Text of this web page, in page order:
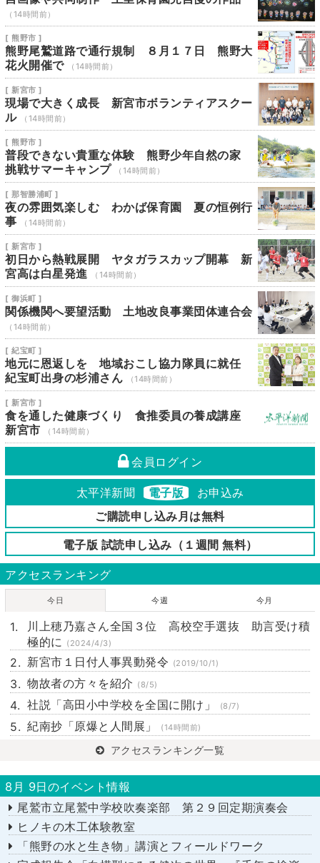
（14時間前）
[ 熊野市 ]
熊野尾鷲道路で通行規制 ８月１７日 熊野大
花火開催で
（14時間前）
[ 新宮市 ]
現場で大きく成長 新宮市ボランティアスクー
ル
（14時間前）
[ 熊野市 ]
普段できない貴重な体験 熊野少年自然の家
挑戦サマーキャンプ
（14時間前）
[ 那智勝浦町 ]
夜の雰囲気楽しむ わかば保育園 夏の恒例行
事
（14時間前）
[ 新宮市 ]
初日から熱戦展開 ヤタガラスカップ開幕 新
宮高は白星発進
（14時間前）
[ 御浜町 ]
関係機関へ要望活動 土地改良事業団体連合会
（14時間前）
[ 紀宝町 ]
地元に恩返しを 地域おこし協力隊員に就任
紀宝町出身の杉浦さん
（14時間前）
[ 新宮市 ]
食を通した健康づくり 食推委員の養成講座
新宮市
（14時間前）
会員ログイン
太平洋新聞 電子版
お申込み
ご購読申し込み月は無料
電子版 試読申し込み（１週間 無料）
アクセスランキング
今日 今週 今月
川上穂乃嘉さん全国３位 高校空手選抜 助言受け積
極的に (2024/4/3)
新宮市１日付人事異動発令 (2019/10/1)
物故者の方々を紹介 (8/5)
社説「高田小中学校を全国に開け」 (8/7)
紀南抄「原爆と人間展」 (14時間前)
アクセスランキング一覧
8月 9日のイベント情報
尾鷲市立尾鷲中学校吹奏楽部 第２９回定期演奏会
ヒノキの木工体験教室
「熊野の水と生き物」講演とフィールドワーク